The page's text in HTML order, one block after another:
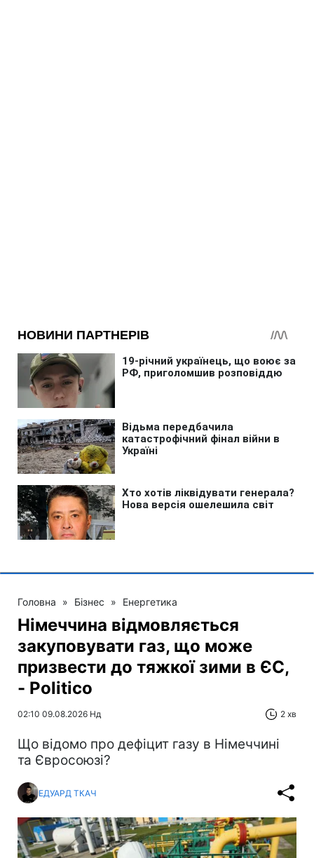
Головна » Бізнес » Енергетика
Німеччина відмовляється
закуповувати газ, що може
призвести до тяжкої зими в ЄС,
- Politico
02:10 09.08.2026 Нд 2 хв
Що відомо про дефіцит газу в Німеччині
та Євросоюзі?
ЕДУАРД ТКАЧ